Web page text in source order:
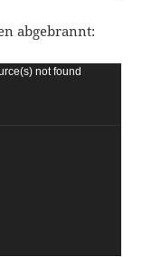
abgebrannt:
not found